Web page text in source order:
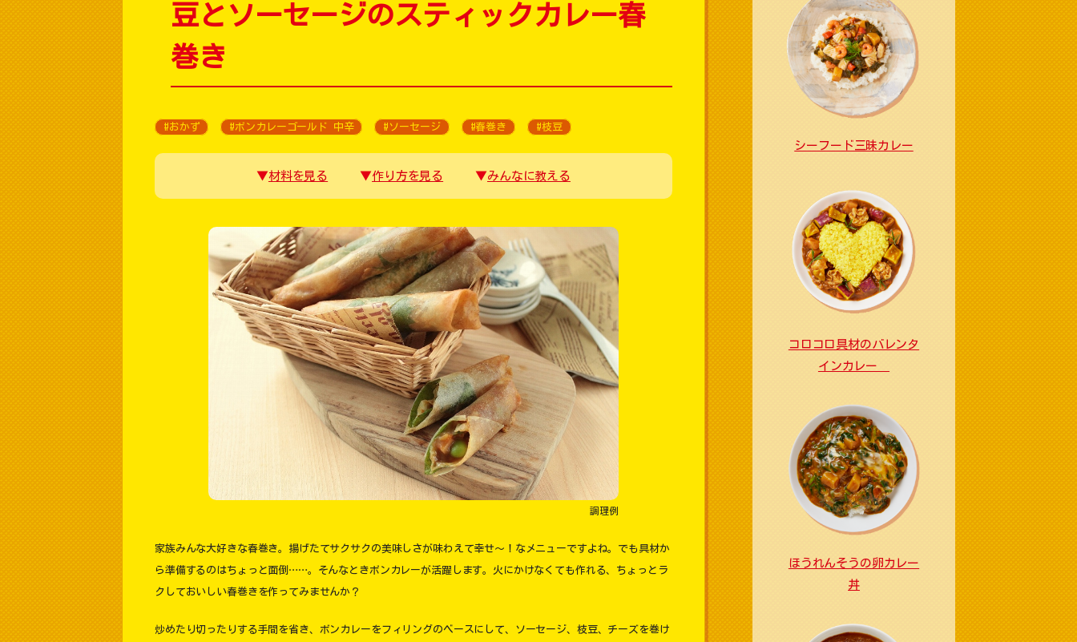
豆とソーセージのスティックカレー春
巻き
#おかず #ボンカレーゴールド 中辛 #ソーセージ #春巻き #枝豆
材料を見る 作り方を見る みんなに教える
調理例
家族みんな大好きな春巻き。揚げたてサクサクの美味しさが味わえて幸せ～！なメニューですよね。でも具材か
ら準備するのはちょっと面倒……。そんなときボンカレーが活躍します。火にかけなくても作れる、ちょっとラ
クしておいしい春巻きを作ってみませんか？
炒めたり切ったりする手間を省き、ボンカレーをフィリングのベースにして、ソーセージ、枝豆、チーズを巻け
シーフード三昧カレー
コロコロ具材のバレンタ
インカレー
ほうれんそうの卵カレー
丼